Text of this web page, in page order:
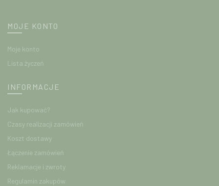
MOJE KONTO
Moje konto
Lista życzeń
INFORMACJE
Jak kupować?
Czasy realizacji zamówień
Koszt dostawy
Łączenie zamówień
Reklamacje i zwroty
Regulamin zakupów